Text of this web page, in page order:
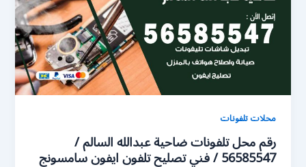
محلات تلفونات
رقم محل تلفونات ضاحية عبدالله السالم /
56585547 / فني تصليح تلفون ايفون سامسونج